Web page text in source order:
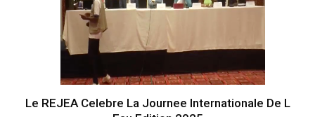
Le REJEA Celebre La Journee Internationale De L